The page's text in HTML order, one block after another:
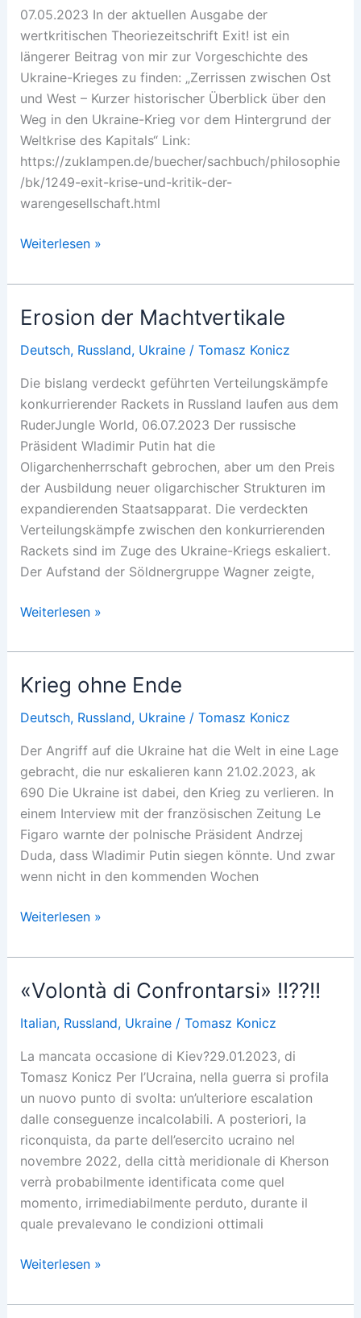
07.05.2023 In der aktuellen Ausgabe der
wertkritischen Theoriezeitschrift Exit! ist ein
längerer Beitrag von mir zur Vorgeschichte des
Ukraine-Krieges zu finden: „Zerrissen zwischen Ost
und West – Kurzer historischer Überblick über den
Weg in den Ukraine-Krieg vor dem Hintergrund der
Weltkrise des Kapitals“ Link:
https://zuklampen.de/buecher/sachbuch/philosophie
/bk/1249-exit-krise-und-kritik-der-
warengesellschaft.html
Exit!
und
der
Warengesellschaft
20)
Weiterlesen »
Erosion der Machtvertikale
Deutsch, Russland, Ukraine/ Tomasz Konicz
Die bislang verdeckt geführten Verteilungskämpfe
konkurrierender Rackets in ­Russland laufen aus dem
RuderJungle World, 06.07.2023 Der russische
Präsident Wladimir Putin hat die
Oligarchenherrschaft gebrochen, aber um den Preis
der Ausbildung neuer oligarchischer Strukturen im
expandierenden Staatsapparat. Die verdeckten
Vertei­lungs­kämpfe zwischen den konkurrierenden
Rackets sind im Zuge des Ukraine-Kriegs eskaliert.
Der Aufstand der Söldnergruppe Wagner zeigte,
Erosion
Machtvertikale
Weiterlesen »
Krieg ohne Ende
Deutsch, Russland, Ukraine/ Tomasz Konicz
Der Angriff auf die Ukraine hat die Welt in eine Lage
gebracht, die nur eskalieren kann 21.02.2023, ak
690 Die Ukraine ist dabei, den Krieg zu verlieren. In
einem Interview mit der französischen Zeitung Le
Figaro warnte der polnische Präsident Andrzej
Duda, dass Wladimir Putin siegen könnte. Und zwar
wenn nicht in den kommenden Wochen
Krieg
Ende
Weiterlesen »
«Volontà di Confrontarsi» !!??!!
Italian, Russland, Ukraine/ Tomasz Konicz
La mancata occasione di Kiev?29.01.2023, di
Tomasz Konicz Per l’Ucraina, nella guerra si profila
un nuovo punto di svolta: un’ulteriore escalation
dalle conseguenze incalcolabili. A posteriori, la
riconquista, da parte dell’esercito ucraino nel
novembre 2022, della città meridionale di Kherson
verrà probabilmente identificata come quel
momento, irrimediabilmente perduto, durante il
quale prevalevano le condizioni ottimali
«Volontà
Confrontarsi»
Weiterlesen »